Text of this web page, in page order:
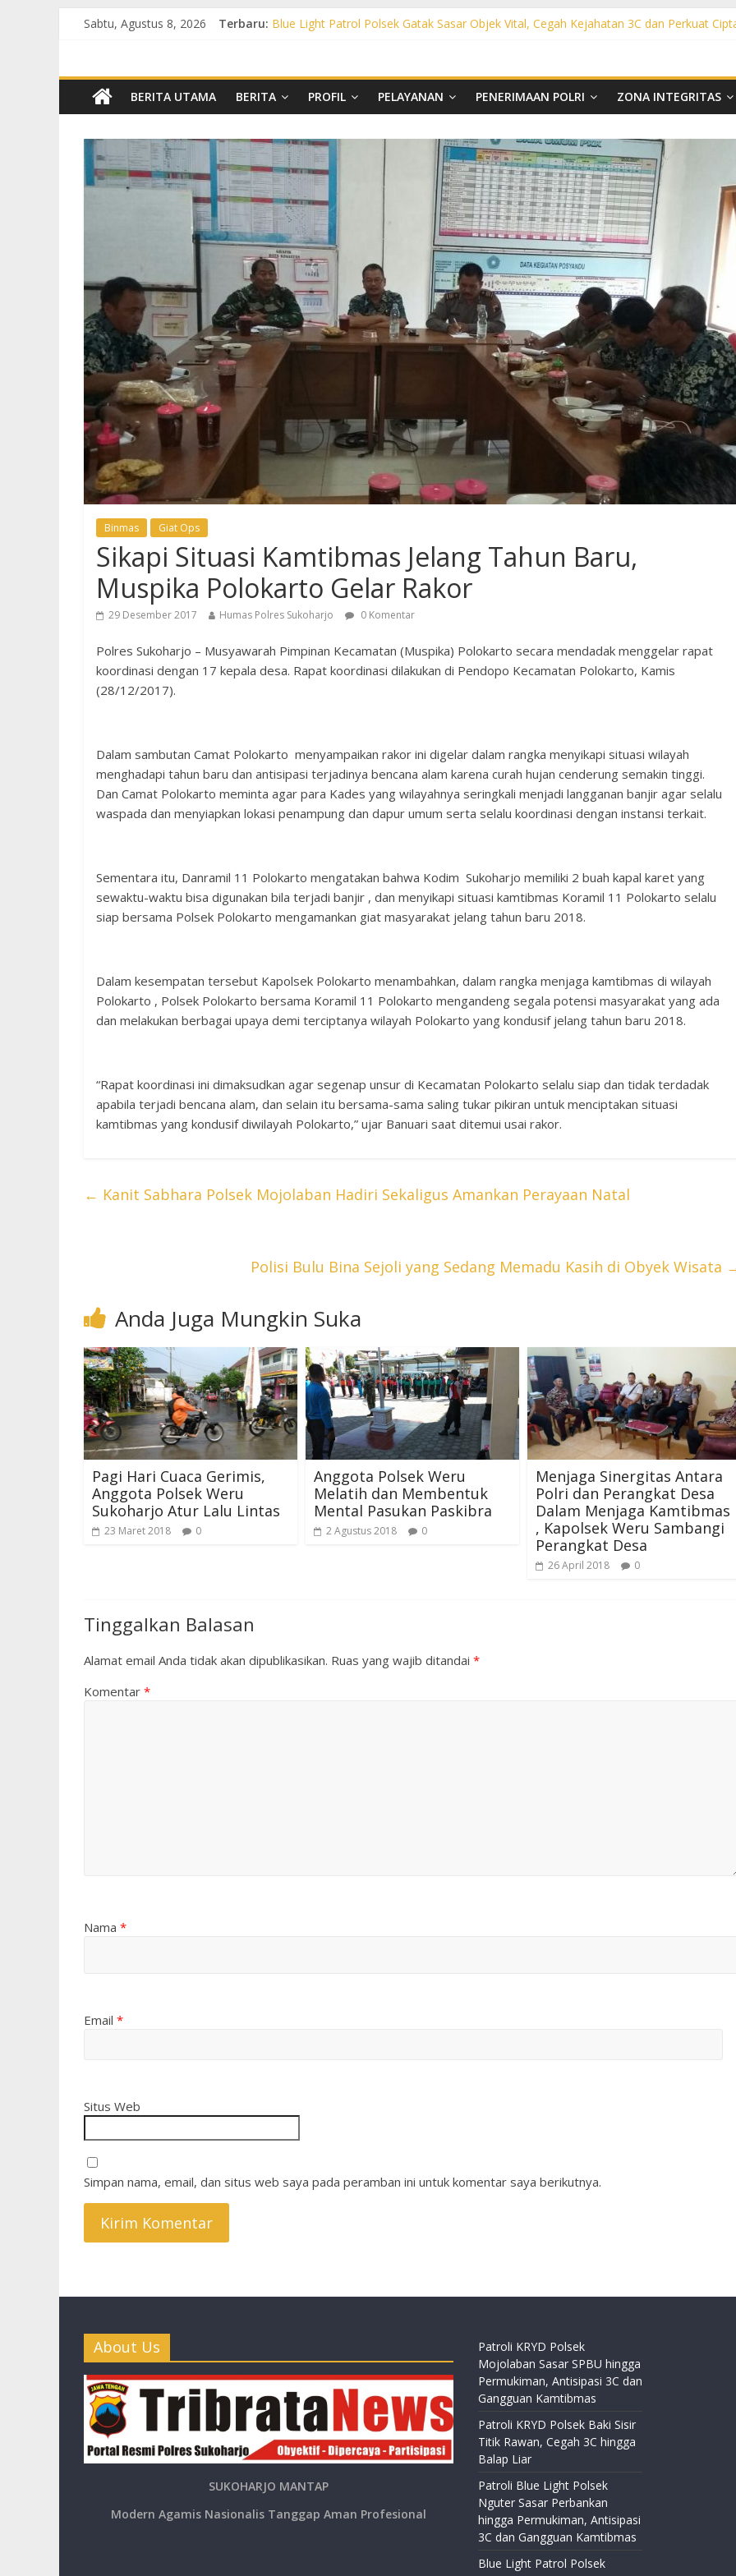
Sabtu, Agustus 8, 2026 Terbaru: Blue Light Patrol Polsek Gatak Sasar Objek Vital, Cegah Kejahatan 3C dan Perkuat
Patroli Blue Light Polsek Nguter Sasar Perbankan hingga Permukiman, Antisipasi 3C
Blue Light Patrol Polsek Tawangsari Sisir Belasan Desa, Cegah Kejahatan 3C dan
BERITA UTAMA BERITA PROFIL PELAYANAN PENERIMAAN POLRI ZONA INTEGRITAS
Binmas Giat Ops
Sikapi Situasi Kamtibmas Jelang Tahun Baru,
Muspika Polokarto Gelar Rakor
29 Desember 2017 Humas Polres Sukoharjo 0 Komentar
Polres Sukoharjo – Musyawarah Pimpinan Kecamatan (Muspika) Polokarto secara mendadak menggelar rapat
koordinasi dengan 17 kepala desa. Rapat koordinasi dilakukan di Pendopo Kecamatan Polokarto, Kamis
(28/12/2017).
Dalam sambutan Camat Polokarto menyampaikan rakor ini digelar dalam rangka menyikapi situasi wilayah
menghadapi tahun baru dan antisipasi terjadinya bencana alam karena curah hujan cenderung semakin tinggi.
Dan Camat Polokarto meminta agar para Kades yang wilayahnya seringkali menjadi langganan banjir agar selalu
waspada dan menyiapkan lokasi penampung dan dapur umum serta selalu koordinasi dengan instansi terkait.
Sementara itu, Danramil 11 Polokarto mengatakan bahwa Kodim Sukoharjo memiliki 2 buah kapal karet yang
sewaktu-waktu bisa digunakan bila terjadi banjir , dan menyikapi situasi kamtibmas Koramil 11 Polokarto selalu
siap bersama Polsek Polokarto mengamankan giat masyarakat jelang tahun baru 2018.
Dalam kesempatan tersebut Kapolsek Polokarto menambahkan, dalam rangka menjaga kamtibmas di wilayah
Polokarto , Polsek Polokarto bersama Koramil 11 Polokarto mengandeng segala potensi masyarakat yang ada
dan melakukan berbagai upaya demi terciptanya wilayah Polokarto yang kondusif jelang tahun baru 2018.
“Rapat koordinasi ini dimaksudkan agar segenap unsur di Kecamatan Polokarto selalu siap dan tidak terdadak
apabila terjadi bencana alam, dan selain itu bersama-sama saling tukar pikiran untuk menciptakan situasi
kamtibmas yang kondusif diwilayah Polokarto,” ujar Banuari saat ditemui usai rakor.
← Kanit Sabhara Polsek Mojolaban Hadiri Sekaligus Amankan Perayaan Natal
Polisi Bulu Bina Sejoli yang Sedang Memadu Kasih di Obyek Wisata
Anda Juga Mungkin Suka
Pagi Hari Cuaca Gerimis,
Anggota Polsek Weru
Sukoharjo Atur Lalu Lintas
23 Maret 2018 0
Anggota Polsek Weru
Melatih dan Membentuk
Mental Pasukan Paskibra
2 Agustus 2018 0
Menjaga Sinergitas Antara
Polri dan Perangkat Desa
Dalam Menjaga Kamtibmas
, Kapolsek Weru Sambangi
Perangkat Desa
26 April 2018 0
Tinggalkan Balasan
Alamat email Anda tidak akan dipublikasikan. Ruas yang wajib ditandai *
Komentar *
Nama *
Email *
Situs Web
Simpan nama, email, dan situs web saya pada peramban ini untuk komentar saya berikutnya.
About Us
SUKOHARJO MANTAP
Modern Agamis Nasionalis Tanggap Aman Profesional
Patroli KRYD Polsek
Mojolaban Sasar SPBU hingga
Permukiman, Antisipasi 3C dan
Gangguan Kamtibmas
Patroli KRYD Polsek Baki Sisir
Titik Rawan, Cegah 3C hingga
Balap Liar
Patroli Blue Light Polsek
Nguter Sasar Perbankan
hingga Permukiman, Antisipasi
3C dan Gangguan Kamtibmas
Blue Light Patrol Polsek